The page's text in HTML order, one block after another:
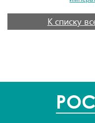
К списку
POC